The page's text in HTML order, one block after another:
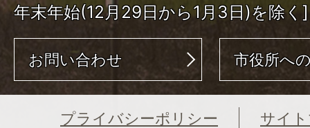
年末年始(12月29日から1月3日)を除く]
お問い合わせ 市役所へ
プライバシーポリシー
サイ